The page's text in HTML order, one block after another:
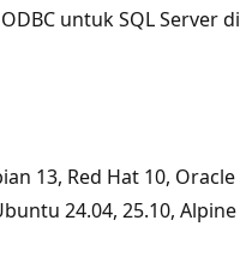
untuk SQL Server di
13, Red Hat 10, Oracle
24.04, 25.10, Alpine